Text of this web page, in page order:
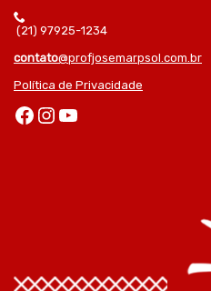
(21) 97925-1234
contato@profjosemarpsol.com.br
Política de Privacidade
Facebook Instagram Youtube